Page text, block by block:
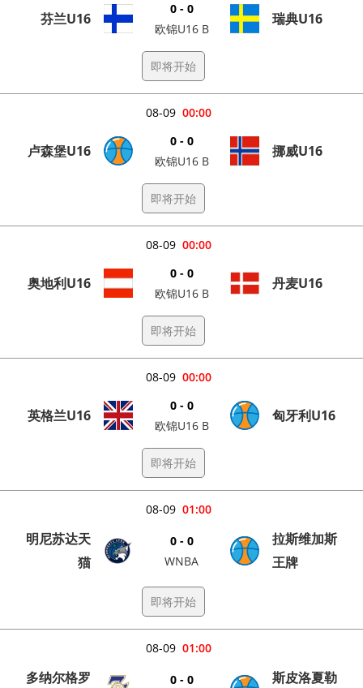
芬兰U16
0 - 0
欧锦U16 B
瑞典U16
即将开始
00:00
08-09
卢森堡U16
0 - 0
欧锦U16 B
挪威U16
即将开始
00:00
08-09
奥地利U16
0 - 0
欧锦U16 B
丹麦U16
即将开始
00:00
08-09
英格兰U16
0 - 0
欧锦U16 B
匈牙利U16
即将开始
01:00
08-09
明尼苏达天
猫
0 - 0
WNBA
拉斯维加斯
王牌
即将开始
01:00
08-09
多纳尔格罗
0 - 0
斯皮洛夏勒